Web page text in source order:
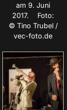
am 9. Juni
2017. Foto:
© Tino Trubel /
vec-foto.de